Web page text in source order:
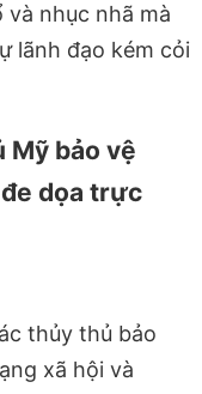
nhục nhã mà
lãnh đạo kém cỏi
Mỹ bảo vệ
dọa trực
thủy thủ bảo
xã hội và